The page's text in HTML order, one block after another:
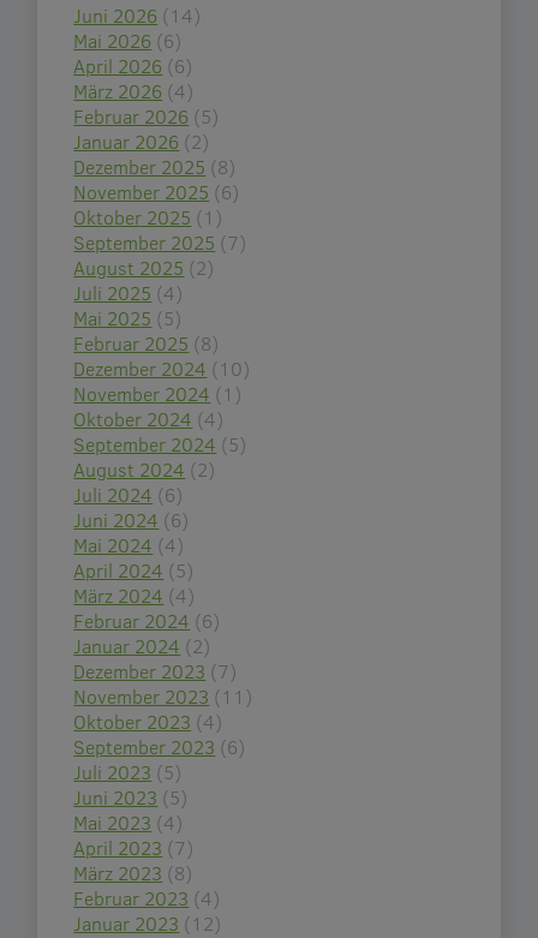
Juni 2026 (14)
Mai 2026 (6)
April 2026 (6)
März 2026 (4)
Februar 2026 (5)
Januar 2026 (2)
Dezember 2025 (8)
November 2025 (6)
Oktober 2025 (1)
September 2025 (7)
August 2025 (2)
Juli 2025 (4)
Mai 2025 (5)
Februar 2025 (8)
Dezember 2024 (10)
November 2024 (1)
Oktober 2024 (4)
September 2024 (5)
August 2024 (2)
Juli 2024 (6)
Juni 2024 (6)
Mai 2024 (4)
April 2024 (5)
März 2024 (4)
Februar 2024 (6)
Januar 2024 (2)
Dezember 2023 (7)
November 2023 (11)
Oktober 2023 (4)
September 2023 (6)
Juli 2023 (5)
Juni 2023 (5)
Mai 2023 (4)
April 2023 (7)
März 2023 (8)
Februar 2023 (4)
Januar 2023 (12)